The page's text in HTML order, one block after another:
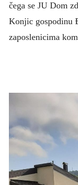
čega se JU Dom
Konjic gospodinu
zaposlenicima